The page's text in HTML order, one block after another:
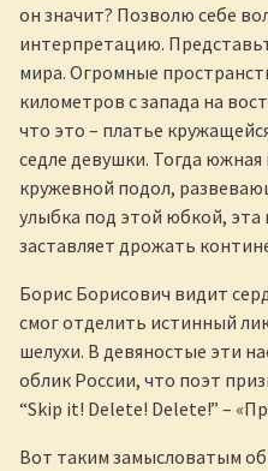
он значит? Позволю себе
интерпретацию.
мира. Огромные
километров с запада на
что это – платье
седле девушки. Тогда южная
кружевной подол,
улыбка под этой юбкой,
заставляет дрожать
Борис Борисович видит
смог отделить истинный
шелухи. В девяностые эти
облик России, что поэт
“Skip it! Delete! Delete!” –
Вот таким замысловатым